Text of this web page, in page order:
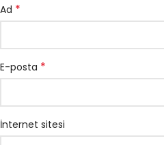
Ad *
E-posta *
İnternet sitesi